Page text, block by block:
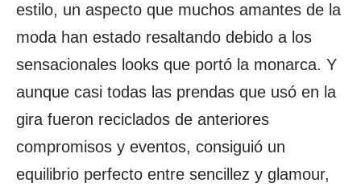
estilo, un aspecto que muchos amantes de la
moda han estado resaltando debido a los
sensacionales looks que portó la monarca. Y
aunque casi todas las prendas que usó en la
gira fueron reciclados de anteriores
compromisos y eventos, consiguió un
equilibrio perfecto entre sencillez y glamour,